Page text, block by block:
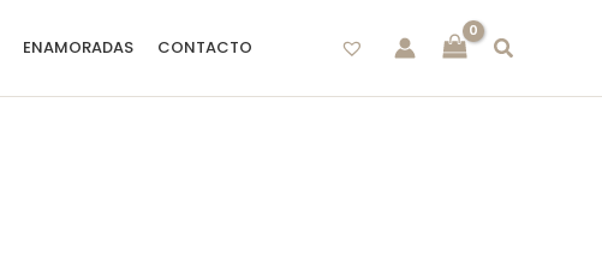
ENAMORADAS CONTACTO